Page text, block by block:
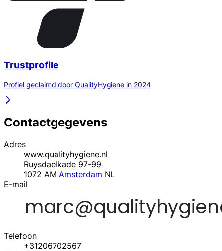
Trustprofile
Profiel geclaimd door QualityHygiene in 2024
Contactgegevens
Adres
www.qualityhygiene.nl
Ruysdaelkade 97-99
1072 AM Amsterdam NL
E-mail
Telefoon
+31206702567